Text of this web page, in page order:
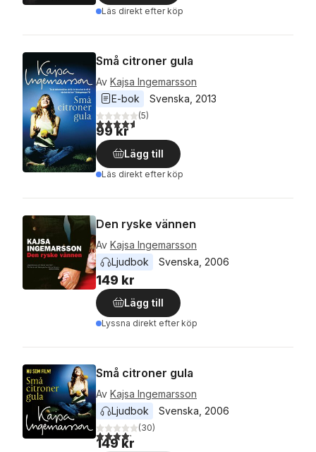
Läs direkt efter köp
Små citroner gula
Av Kajsa Ingemarsson
E-bok
Svenska 2013
4,6utav 5 stjärnor. Totalt antal röster:
(5)
99 kr
Lägg till
Läs direkt efter köp
Den ryske vännen
Av Kajsa Ingemarsson
Ljudbok
Svenska 2006
149 kr
Lägg till
Lyssna direkt efter köp
Små citroner gula
Av Kajsa Ingemarsson
Ljudbok
Svenska 2006
4,2utav 5 stjärnor. Totalt antal röster:
(30)
149 kr